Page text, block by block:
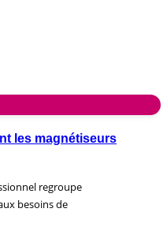
les magnétiseurs
regroupe
besoins de